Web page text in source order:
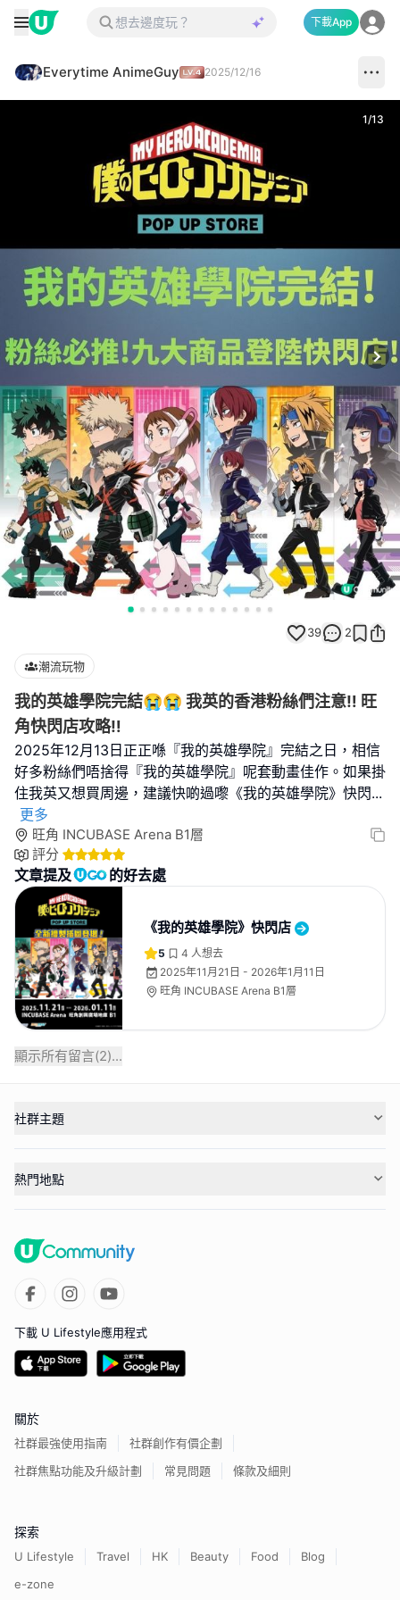
下載App
Everytime AnimeGuy 2025/12/16
1/13
39 2
潮流玩物
我的英雄學院完結😭😭 我英的香港粉絲們注意‼️ 旺
角快閃店攻略‼️
2025年12月13日正正喺『我的英雄學院』完結之日，相信
好多粉絲們唔捨得『我的英雄學院』呢套動畫佳作。如果掛
住我英又想買周邊，建議快啲過嚟《我的英雄學院》快閃...
更多
旺角 INCUBASE Arena B1層
評分
文章提及 的好去處
《我的英雄學院》快閃店
5 4 人想去
2025年11月21日 - 2026年1月11日
旺角 INCUBASE Arena B1層
顯示所有留言(2)...
社群主題
熱門地點
下載 U Lifestyle應用程式
關於
社群最強使用指南
社群創作有價企劃
社群焦點功能及升級計劃
常見問題 條款及細則
探索
U Lifestyle Travel HK Beauty Food
Blog
e-zone